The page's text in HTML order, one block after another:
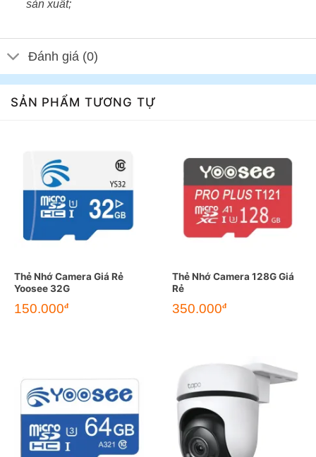
sản xuất;
Đánh giá (0)
SẢN PHẨM TƯƠNG TỰ
Thẻ Nhớ Camera Giá Rẻ
Yoosee 32G
150.000đ
Thẻ Nhớ Camera 128G Giá
Rẻ
350.000đ